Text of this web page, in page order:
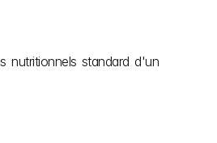
nutritionnels standard d'un